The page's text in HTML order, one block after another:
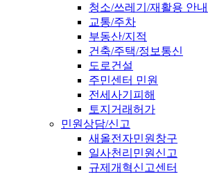
청소/쓰레기/재활용 안내
교통/주차
부동산/지적
건축/주택/정보통신
도로건설
주민센터 민원
전세사기피해
토지거래허가
민원상담/신고
새올전자민원창구
일사천리민원신고
규제개혁신고센터